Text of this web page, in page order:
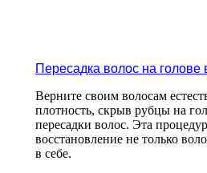
Пересадка волос на голове
Верните своим волосам
плотность, скрыв рубцы на
пересадки волос. Эта
восстановление не только
в себе.